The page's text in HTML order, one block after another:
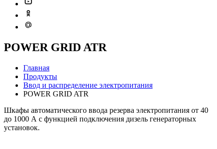
POWER GRID ATR
Главная
Продукты
Ввод и распределение электропитания
POWER GRID ATR
Шкафы автоматического ввода резерва электропитания от 40
до 1000 А с функцией подключения дизель генераторных
установок.